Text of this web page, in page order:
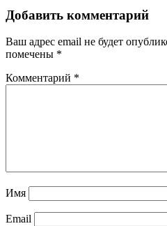
Добавить комментарий
Ваш адрес email не будет
помечены *
Комментарий *
Имя
Email